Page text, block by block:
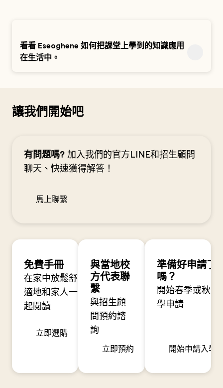
看看 Eseoghene 如何把課堂上學到的知識應用
在生活中。
讓我們開始吧
有問題嗎? 加入我們的官方LINE和招生顧問
聊天、快速獲得解答！
馬上聯繫
免費手冊
在家中放鬆舒
適地和家人一
起閱讀
立即選購
與當地校
方代表聯
繫
與招生顧
問預約諮
詢
立即預約
準備好申請了
嗎？
開始春季或秋季
學申請
開始申請入學